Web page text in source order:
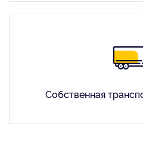
Собственная